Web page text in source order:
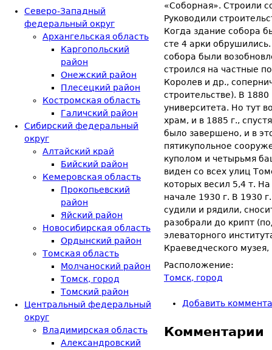
«Соборная». Строили
Руководили
Когда здание собора
сте 4 арки
собора были
строился на частные
Королев и др.,
строительстве). В
университета. Но тут
храм, и в 1885 г.,
было завершено, и в
пятикупольное
куполом и четырьмя
виден со всех улиц
которых весил 5,4 т.
начале 1930 г. В 1930
судили и рядили,
разобрали до крипт
эле­ваторного
Краеведческого
Расположение:
Томск, город
Добавить
Комментарии
Северо-Западный
федеральный округ
Архангельская область
Каргопольский
район
Онежский район
Плесецкий район
Костромская область
Галичский район
Сибирский федеральный
округ
Алтайский край
Бийский район
Кемеровская область
Прокопьевский
район
Яйский район
Новосибирская область
Ордынский район
Томская область
Молчаноский район
Томск, город
Томский район
Центральный федеральный
округ
Владимирская область
Александровский